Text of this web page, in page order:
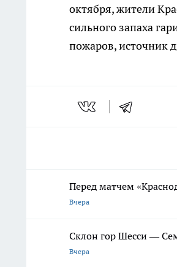
октября, жители
сильного запаха
пожаров, источник
Перед матчем
Вчера
Склон гор Шесси —
Вчера